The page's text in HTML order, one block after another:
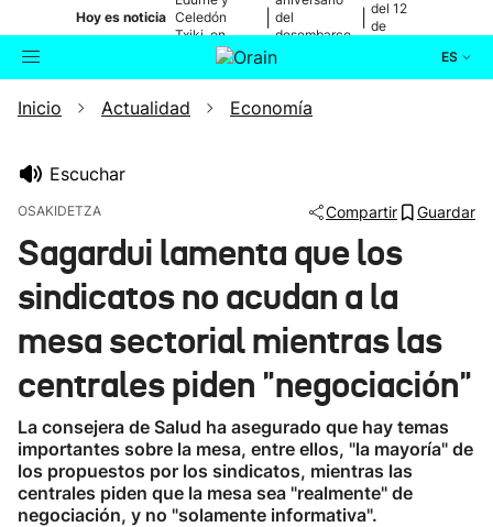
Hoy es noticia Celedón
Txiki, en
directo
del
desembarco
de Elkano
del 12
de
ES
Buscador Actualidad
Ikusmiran
Eguraldia
Inicio Actualidad Economía
Escuchar
OSAKIDETZA Compartir Guardar
Sagardui lamenta que los
sindicatos no acudan a la
mesa sectorial mientras las
centrales piden "negociación"
La consejera de Salud ha asegurado que hay temas
importantes sobre la mesa, entre ellos, "la mayoría" de
los propuestos por los sindicatos, mientras las
centrales piden que la mesa sea "realmente" de
negociación, y no "solamente informativa".